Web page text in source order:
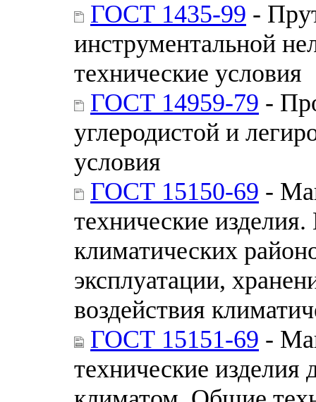
ГОСТ 1435-99 -
инструментальной
технические условия
ГОСТ 14959-79 -
углеродистой и
условия
ГОСТ 15150-69 -
технические
климатических
эксплуатации,
воздействия
ГОСТ 15151-69 -
технические изделия